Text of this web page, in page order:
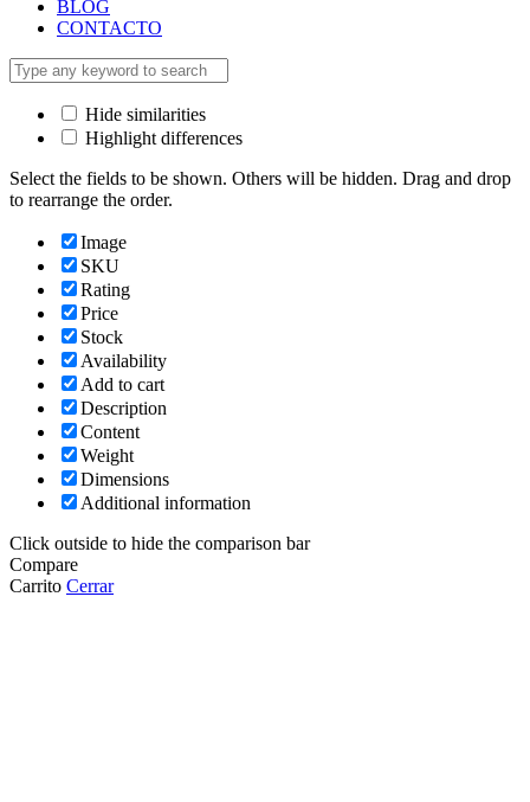
BLOG
CONTACTO
Hide similarities
Highlight differences
Select the fields to be shown. Others will be hidden. Drag and drop
to rearrange the order.
Image
SKU
Rating
Price
Stock
Availability
Add to cart
Description
Content
Weight
Dimensions
Additional information
Click outside to hide the comparison bar
Compare
Carrito Cerrar